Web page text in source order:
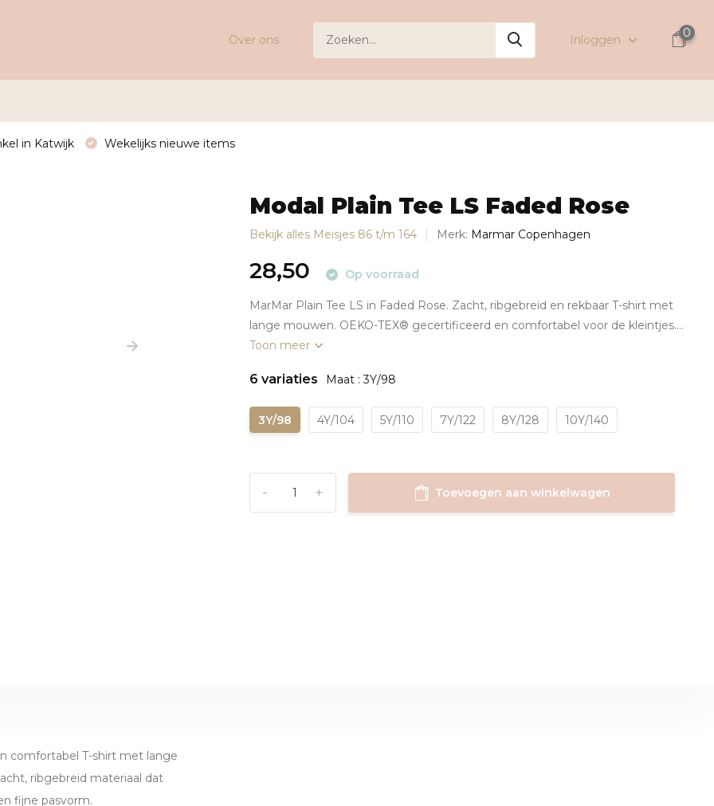
Over ons Inloggen
0
in Katwijk Wekelijks nieuwe items
Modal Plain Tee LS Faded Rose
Bekijk alles Meisjes 86 t/m 164 Merk: Marmar Copenhagen
28,50 Op voorraad
MarMar Plain Tee LS in Faded Rose. Zacht, ribgebreid en rekbaar T-shirt met
lange mouwen. OEKO-TEX® gecertificeerd en comfortabel voor de kleintjes....
Toon meer
6 variaties Maat : 3Y/98
3Y/98 4Y/104 5Y/110 7Y/122 8Y/128 10Y/140
+
- Toevoegen aan winkelwagen
comfortabel T-shirt met lange
ribgebreid materiaal dat
fijne pasvorm.